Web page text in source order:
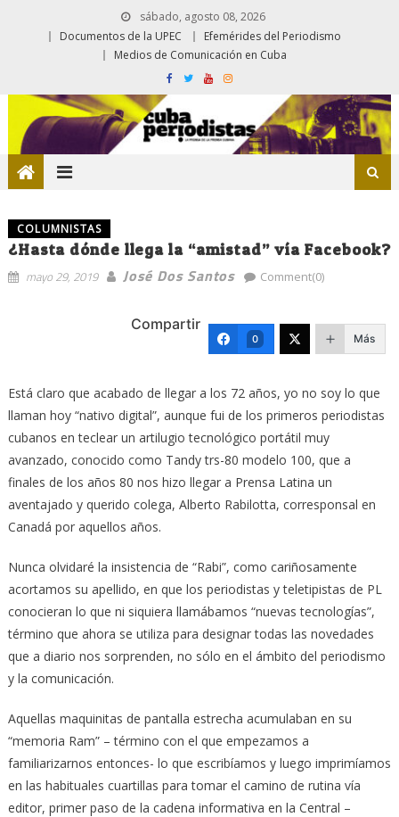
sábado, agosto 08, 2026
Documentos de la UPEC
Efemérides del Periodismo
Medios de Comunicación en Cuba
COLUMNISTAS
¿Hasta dónde llega la “amistad” vía Facebook?
mayo 29, 2019 José Dos Santos Comment(0)
Compartir
0 Más
Está claro que acabado de llegar a los 72 años, yo no soy lo que
llaman hoy “nativo digital”, aunque fui de los primeros periodistas
cubanos en teclear un artilugio tecnológico portátil muy
avanzado, conocido como Tandy trs-80 modelo 100, que a
finales de los años 80 nos hizo llegar a Prensa Latina un
aventajado y querido colega, Alberto Rabilotta, corresponsal en
Canadá por aquellos años.
Nunca olvidaré la insistencia de “Rabi”, como cariñosamente
acortamos su apellido, en que los periodistas y teletipistas de PL
conocieran lo que ni siquiera llamábamos “nuevas tecnologías”,
término que ahora se utiliza para designar todas las novedades
que a diario nos sorprenden, no sólo en el ámbito del periodismo
y la comunicación.
Aquellas maquinitas de pantalla estrecha acumulaban en su
“memoria Ram” – término con el que empezamos a
familiarizarnos entonces- lo que escribíamos y luego imprimíamos
en las habituales cuartillas para tomar el camino de rutina vía
editor, primer paso de la cadena informativa en la Central –